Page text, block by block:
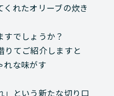
くれたオリーブの炊き
すでしょうか？
りてご紹介しますと
れな味がす
」という新たな切り口